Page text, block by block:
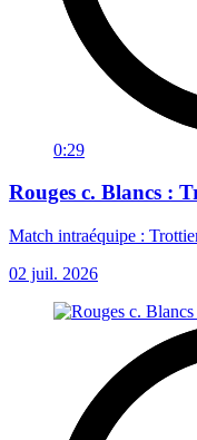
0:29
Rouges c. Blancs :
Match intraéquipe :
02 juil. 2026